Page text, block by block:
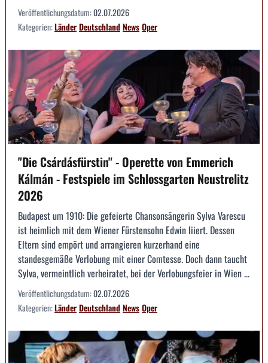
Veröffentlichungsdatum:02.07.2026
Kategorien:LänderDeutschlandNewsOper
"Die Csárdásfürstin" - Operette von Emmerich
Kálmán - Festspiele im Schlossgarten Neustrelitz
2026
Budapest um 1910: Die gefeierte Chansonsängerin Sylva Varescu
ist heimlich mit dem Wiener Fürstensohn Edwin liiert. Dessen
Eltern sind empört und arrangieren kurzerhand eine
standesgemäße Verlobung mit einer Comtesse. Doch dann taucht
Sylva, vermeintlich verheiratet, bei der Verlobungsfeier in Wien ...
Veröffentlichungsdatum:02.07.2026
Kategorien:LänderDeutschlandNewsOper